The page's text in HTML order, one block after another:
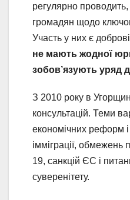
регулярно
громадян щодо
Участь у них є
не мають жодної
зобов’язують уряд
З 2010 року в
консультацій. Теми
економічних реформ і
імміграції, обмежень
19, санкцій ЄС і
суверенітету.